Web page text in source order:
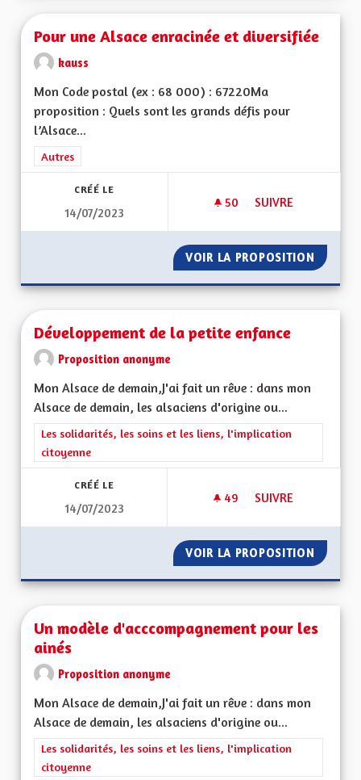
Pour une Alsace enracinée et diversifiée
kauss
Mon Code postal (ex : 68 000) : 67220Ma
proposition : Quels sont les grands défis pour
l’Alsace...
Filtrer les résultats de la catégorie : Autres
Autres
CRÉÉ LE
14/07/2023
50 50 ABONNÉS
SUIVRE
VOIR LA PROPOSITION POUR
Développement de la petite enfance
Proposition anonyme
Mon Alsace de demain,J'ai fait un rêve : dans mon
Alsace de demain, les alsaciens d'origine ou...
Filtrer les résultats de la catégorie : Les solidarités, les soins
Les solidarités, les soins et les liens, l'implication
citoyenne
CRÉÉ LE
14/07/2023
49 49 ABONNÉS
SUIVRE
VOIR LA PROPOSITION
Un modèle d'acccompagnement pour les
ainés
Proposition anonyme
Mon Alsace de demain,J'ai fait un rêve : dans mon
Alsace de demain, les alsaciens d'origine ou...
Filtrer les résultats de la catégorie : Les solidarités, les soins
Les solidarités, les soins et les liens, l'implication
citoyenne